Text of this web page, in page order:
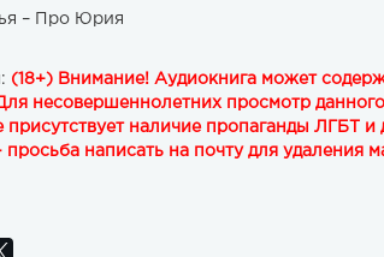
– Про Юрия
(18+) Внимание! Аудиокнига может
несовершеннолетних просмотр
наличие пропаганды ЛГБТ и
написать на почту для удаления